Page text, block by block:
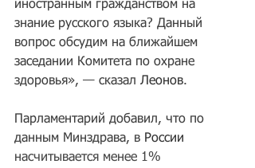
иностранным гражданством на
знание русского языка? Данный
вопрос обсудим на ближайшем
заседании Комитета по охране
здоровья», — сказал Леонов.
Парламентарий добавил, что по
данным Минздрава, в России
насчитывается менее 1%